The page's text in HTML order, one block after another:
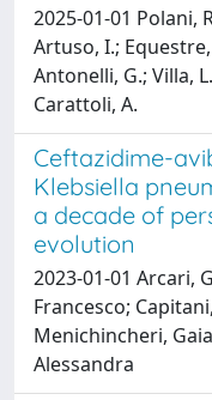
2025-01-01 Polani,
Artuso, I.;
Antonelli, G.; Villa,
Carattoli, A.
Ceftazidime-
Klebsiella
a decade of
evolution
2023-01-01 Arcari,
Francesco;
Menichincheri,
Alessandra